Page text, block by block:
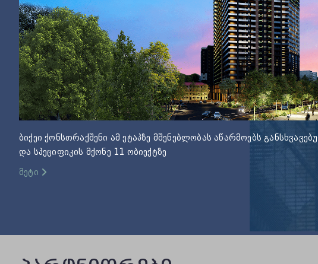
ბიქეი ქონსთრაქშენი ამ ეტაპზე მშენებლობას აწარმოებს
და სპეციფიკის მქონე 11 ობიექტზე
მეტი